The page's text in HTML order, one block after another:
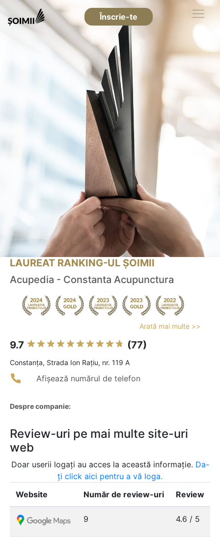
Înscrie-te
LAUREAT RANKING-UL ȘOIMII
Acupedia - Constanta Acupunctura
Arată mai multe >>
9.7 (77)
Constanţa, Strada Ion Rațiu, nr. 119 A
Afișează numărul de telefon
Despre companie:
Review-uri pe mai multe site-uri
web
Doar userii logați au acces la această informație. Da-
ți click aici pentru a vă loga.
Website
Număr de review-uri Review
9 4.6 / 5